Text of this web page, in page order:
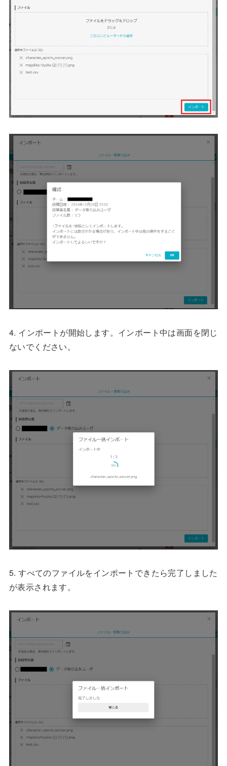
4. インポートが開始します。インポート中は画面を閉じ
ないでください。
5. すべてのファイルをインポートできたら完了しました
が表示されます。